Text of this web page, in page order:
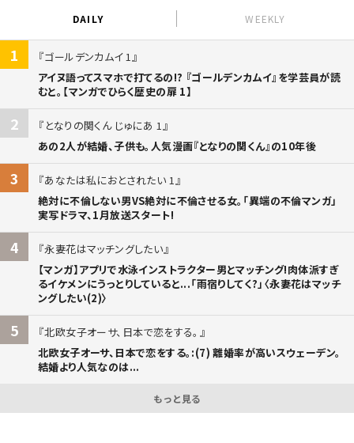
DAILY WEEKLY
1
ゴールデンカムイ 1
アイヌ語ってスマホで打てるの!? 『ゴールデンカムイ』を学芸員が読
むと。【マンガでひらく歴史の扉 1】
2
となりの関くん じゅにあ 1
あの2人が結婚、子供も。人気漫画『となりの関くん』の10年後
3
あなたは私におとされたい 1
絶対に不倫しない男VS絶対に不倫させる女。「異端の不倫マンガ」
実写ドラマ、1月放送スタート!
4
永妻花はマッチングしたい
【マンガ】アプリで水泳インストラクター男とマッチング!肉体派すぎ
るイケメンにうっとりしていると...「雨宿りしてく?」〈永妻花はマッチ
ングしたい(2)〉
5
北欧女子オーサ、日本で恋をする。
北欧女子オーサ、日本で恋をする。:(7) 離婚率が高いスウェーデン。
結婚より人気なのは...
もっと見る